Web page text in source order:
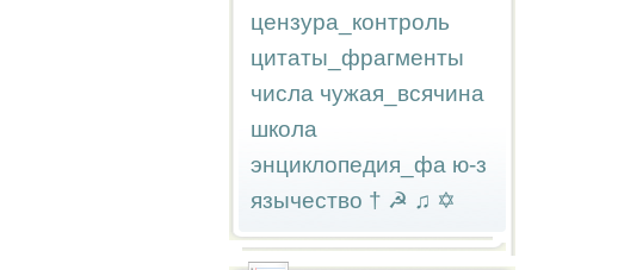
цензура_контроль
цитаты_фрагменты
числа чужая_всячина
школа
энциклопедия_фа ю-з
язычество † ☭ ♫ ✡